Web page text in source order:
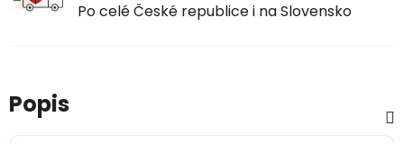
Po celé České republice i na Slovensko
Popis